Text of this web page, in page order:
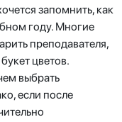
запомнить, как
году. Многие
преподавателя,
цветов.
выбрать
если после